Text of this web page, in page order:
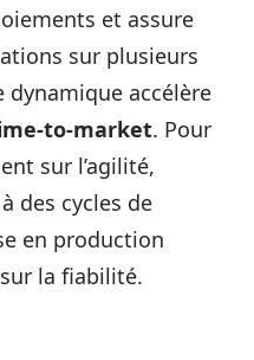
et assure
sur plusieurs
dynamique accélère
to-market. Pour
sur l’agilité,
des cycles de
en production
la fiabilité.